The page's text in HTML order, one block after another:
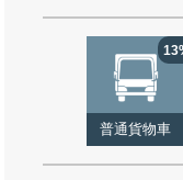
普通貨物車